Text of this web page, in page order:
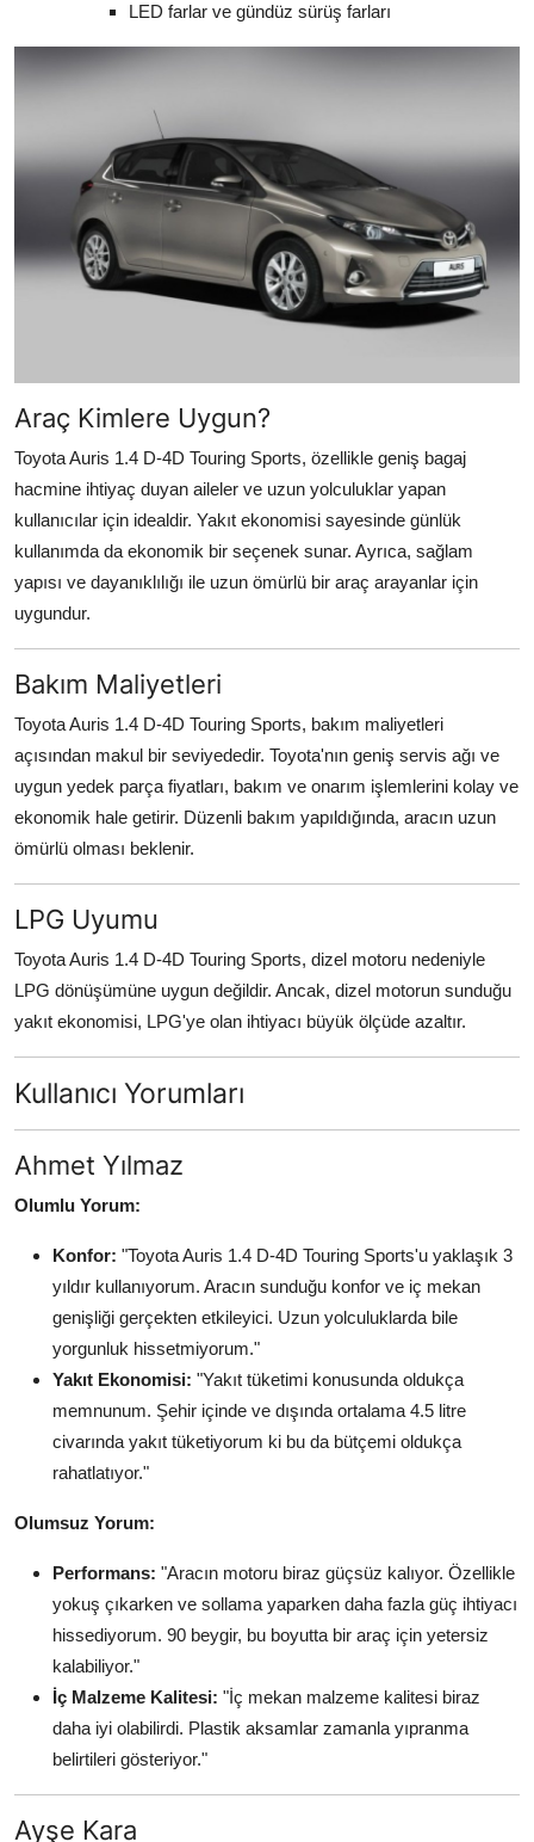
LED farlar ve gündüz sürüş farları
Araç Kimlere Uygun?
Toyota Auris 1.4 D-4D Touring Sports, özellikle geniş bagaj
hacmine ihtiyaç duyan aileler ve uzun yolculuklar yapan
kullanıcılar için idealdir. Yakıt ekonomisi sayesinde günlük
kullanımda da ekonomik bir seçenek sunar. Ayrıca, sağlam
yapısı ve dayanıklılığı ile uzun ömürlü bir araç arayanlar için
uygundur.
Bakım Maliyetleri
Toyota Auris 1.4 D-4D Touring Sports, bakım maliyetleri
açısından makul bir seviyededir. Toyota'nın geniş servis ağı ve
uygun yedek parça fiyatları, bakım ve onarım işlemlerini kolay ve
ekonomik hale getirir. Düzenli bakım yapıldığında, aracın uzun
ömürlü olması beklenir.
LPG Uyumu
Toyota Auris 1.4 D-4D Touring Sports, dizel motoru nedeniyle
LPG dönüşümüne uygun değildir. Ancak, dizel motorun sunduğu
yakıt ekonomisi, LPG'ye olan ihtiyacı büyük ölçüde azaltır.
Kullanıcı Yorumları
Ahmet Yılmaz
Olumlu Yorum:
Konfor: "Toyota Auris 1.4 D-4D Touring Sports'u yaklaşık 3
yıldır kullanıyorum. Aracın sunduğu konfor ve iç mekan
genişliği gerçekten etkileyici. Uzun yolculuklarda bile
yorgunluk hissetmiyorum."
Yakıt Ekonomisi: "Yakıt tüketimi konusunda oldukça
memnunum. Şehir içinde ve dışında ortalama 4.5 litre
civarında yakıt tüketiyorum ki bu da bütçemi oldukça
rahatlatıyor."
Olumsuz Yorum:
Performans: "Aracın motoru biraz güçsüz kalıyor. Özellikle
yokuş çıkarken ve sollama yaparken daha fazla güç ihtiyacı
hissediyorum. 90 beygir, bu boyutta bir araç için yetersiz
kalabiliyor."
İç Malzeme Kalitesi: "İç mekan malzeme kalitesi biraz
daha iyi olabilirdi. Plastik aksamlar zamanla yıpranma
belirtileri gösteriyor."
Ayşe Kara